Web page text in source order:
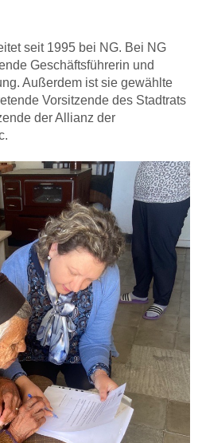
seit 1995 bei NG. Bei NG
Geschäftsführerin und
Außerdem ist sie gewählte
Vorsitzende des Stadtrats
der Allianz der